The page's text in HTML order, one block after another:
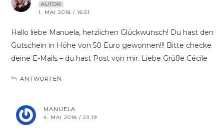
AUTOR
1. MAI 2018 / 16:51
Hallo liebe Manuela, herzlichen Glückwunsch! Du hast den
Gutschein in Höhe von 50 Euro gewonnen!!! Bitte checke
deine E-Mails – du hast Post von mir. Liebe Grüße Cécile
ANTWORTEN
MANUELA
4. MAI 2018 / 23:19